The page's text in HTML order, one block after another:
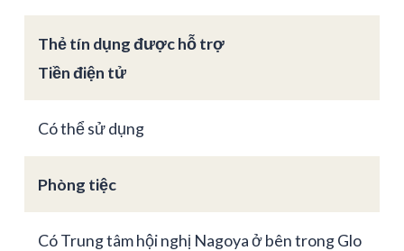
Thẻ tín dụng được hỗ trợ
Tiền điện tử
Có thể sử dụng
Phòng tiệc
Có Trung tâm hội nghị Nagoya ở bên trong Glo